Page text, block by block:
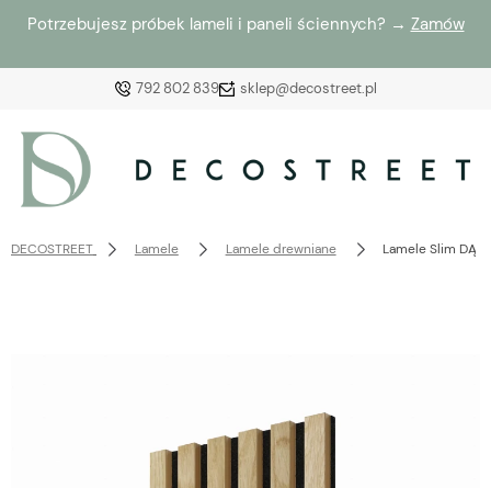
Potrzebujesz próbek lameli i paneli ściennych? → Zamów
792 802 839 sklep@decostreet.pl
z poprzedniej sesji.
DECOSTREET Lamele Lamele drewniane Lamele Slim DĄB